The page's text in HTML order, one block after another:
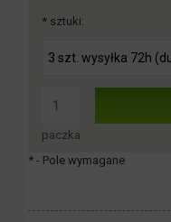
* sztuki:
paczka
* - Pole wymagane